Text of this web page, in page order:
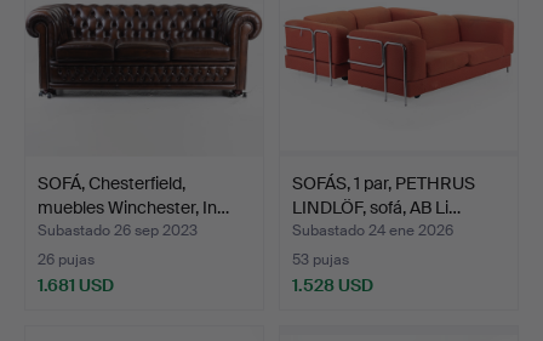
SOFÁ, Chesterfield,
muebles Winchester, In…
Subastado 26 sep 2023
26 pujas
1.681 USD
SOFÁS, 1 par, PETHRUS
LINDLÖF, sofá, AB Li…
Subastado 24 ene 2026
53 pujas
1.528 USD